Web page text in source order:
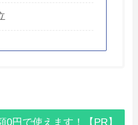
円で使えます！【PR】